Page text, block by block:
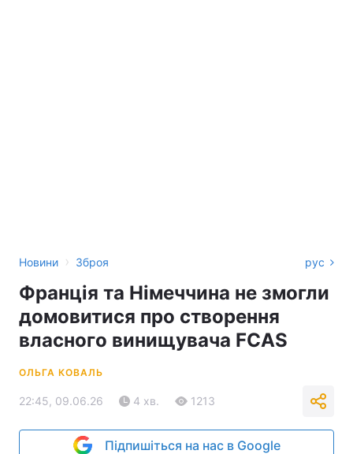
Новини › Зброя рус
Франція та Німеччина не змогли
домовитися про створення
власного винищувача FCAS
ОЛЬГА КОВАЛЬ
22:45, 09.06.26 4 хв. 1213
Підпишіться на нас в Google